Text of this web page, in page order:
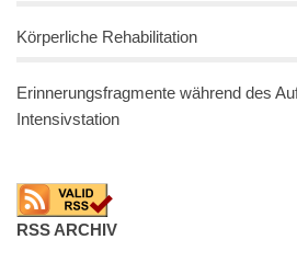
Körperliche Rehabilitation
Erinnerungsfragmente während des
Intensivstation
RSS ARCHIV